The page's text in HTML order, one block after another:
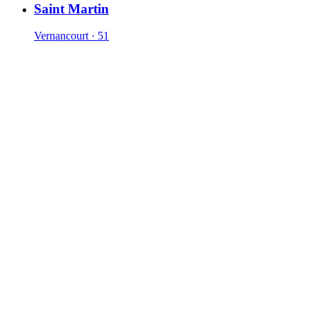
Saint Martin
Vernancourt · 51